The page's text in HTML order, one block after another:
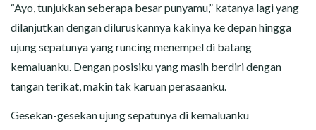
“Ayo, tunjukkan seberapa besar punyamu,” katanya lagi yang
dilanjutkan dengan diluruskannya kakinya ke depan hingga
ujung sepatunya yang runcing menempel di batang
kemaluanku. Dengan posisiku yang masih berdiri dengan
tangan terikat, makin tak karuan perasaanku.
Gesekan-gesekan ujung sepatunya di kemaluanku